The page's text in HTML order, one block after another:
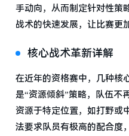
手动向，从而制定针对性策
战术的快速发展，让比赛更
核心战术革新详解
在近年的资格赛中，几种核
是“资源倾斜”策略，队伍不
资源于特定位置，如打野或
法要求队员有极高的配合度